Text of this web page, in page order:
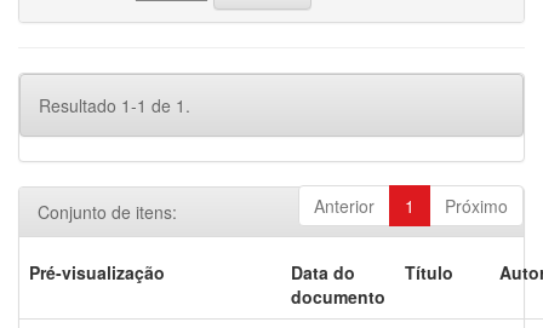
Resultado 1-1 de 1.
Anterior 1 Próximo
Conjunto de itens:
Pré-visualização
Data do
documento
Título